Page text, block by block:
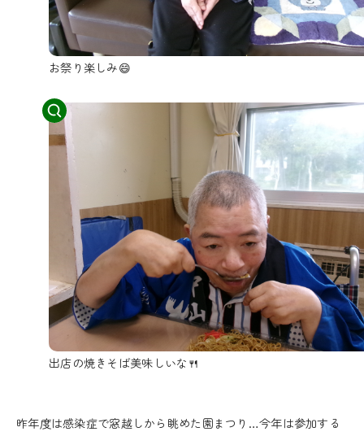
お祭り楽しみ😄
出店の焼きそば美味しいな🍴
昨年度は感染症で窓越しから眺めた園まつり…今年は参加する